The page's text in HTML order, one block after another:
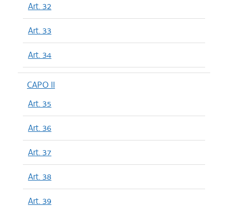
Art. 32
Art. 33
Art. 34
CAPO II
Art. 35
Art. 36
Art. 37
Art. 38
Art. 39